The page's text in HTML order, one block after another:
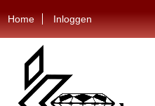
Home Inloggen